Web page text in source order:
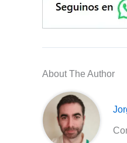
About The Author